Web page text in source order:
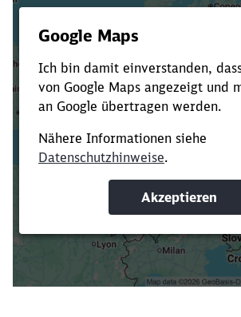
Verkürze die Ladezeit, indem du
oder Filter hinzufügst.
Suchbegriffe
Filter setzen